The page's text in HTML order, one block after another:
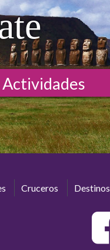
Actividades
Cruceros Destinos